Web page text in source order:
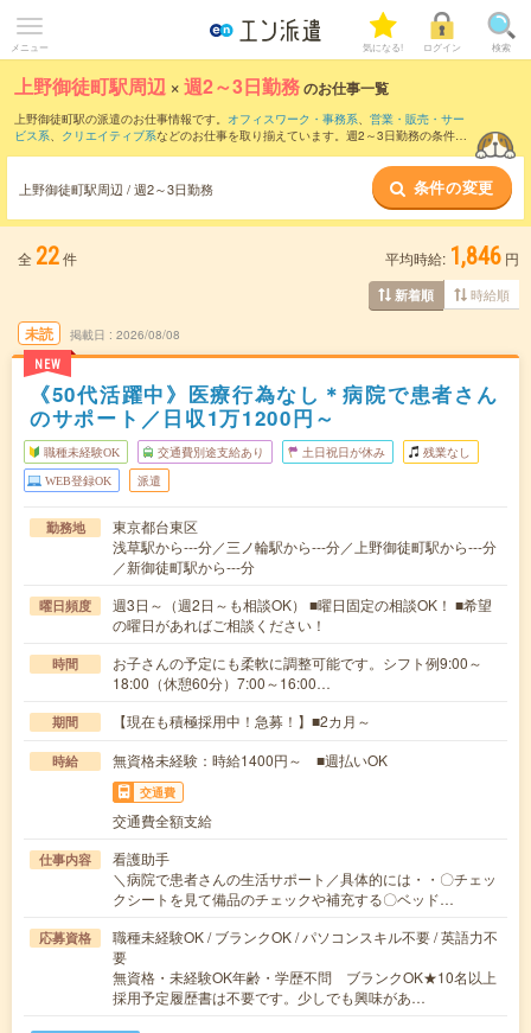
メニュー 気になる! ログイン 検索
上野御徒町駅周辺 ×週2～3日勤務のお仕事一覧
上野御徒町駅の派遣のお仕事情報です。 オフィスワーク・事務系、 営業・販売・サー
ビス系、 クリエイティブ系などのお仕事を取り揃えています。週2～3日勤務の条件の
上野御徒町駅周辺 / 週2～3日勤務 条件の変更
全 22件 平均時給: 1,846 円
新着順 時給順
未読
NEW
掲載日 2026/08/08
《50代活躍中》医療行為なし＊病院で患者さん
のサポート／日収1万1200円～
職種未経験OK 交通費別途支給あり 土日祝日が休み 残業なし
WEB登録OK 派遣
勤務地
東京都台東区
浅草駅から---分／三ノ輪駅から---分／上野御徒町駅から---分
／新御徒町駅から---分
曜日頻度
週3日～（週2日～も相談OK） ■曜日固定の相談OK！ ■希望
の曜日があればご相談ください！
時間
お子さんの予定にも柔軟に調整可能です。シフト例9:00～
18:00（休憩60分）7:00～16:00…
期間 【現在も積極採用中！急募！】■2カ月～
時給 無資格未経験：時給1400円～ ■週払いOK
交通費
交通費全額支給
仕事内容
看護助手
＼病院で患者さんの生活サポート／具体的には・・〇チェッ
クシートを見て備品のチェックや補充する〇ベッド…
応募資格
職種未経験OK / ブランクOK / パソコンスキル不要 / 英語力不
要
無資格・未経験OK年齢・学歴不問 ブランクOK★10名以上
採用予定履歴書は不要です。少しでも興味があ…